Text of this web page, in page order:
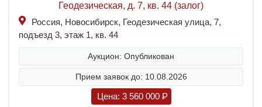
Геодезическая, д. 7, кв. 44 (залог)
Россия, Новосибирск, Геодезическая улица, 7,
подъезд 3, этаж 1, кв. 44
Аукцион: Опубликован
Прием заявок до: 10.08.2026
Цена: 3 560 000 P